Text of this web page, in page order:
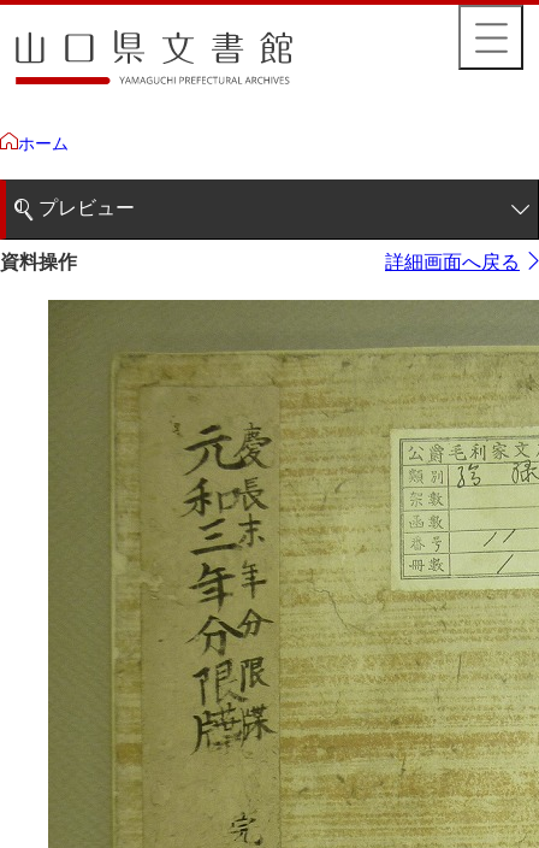
ホーム
プレビュー
1ページ
資料操作 詳細画面へ戻る